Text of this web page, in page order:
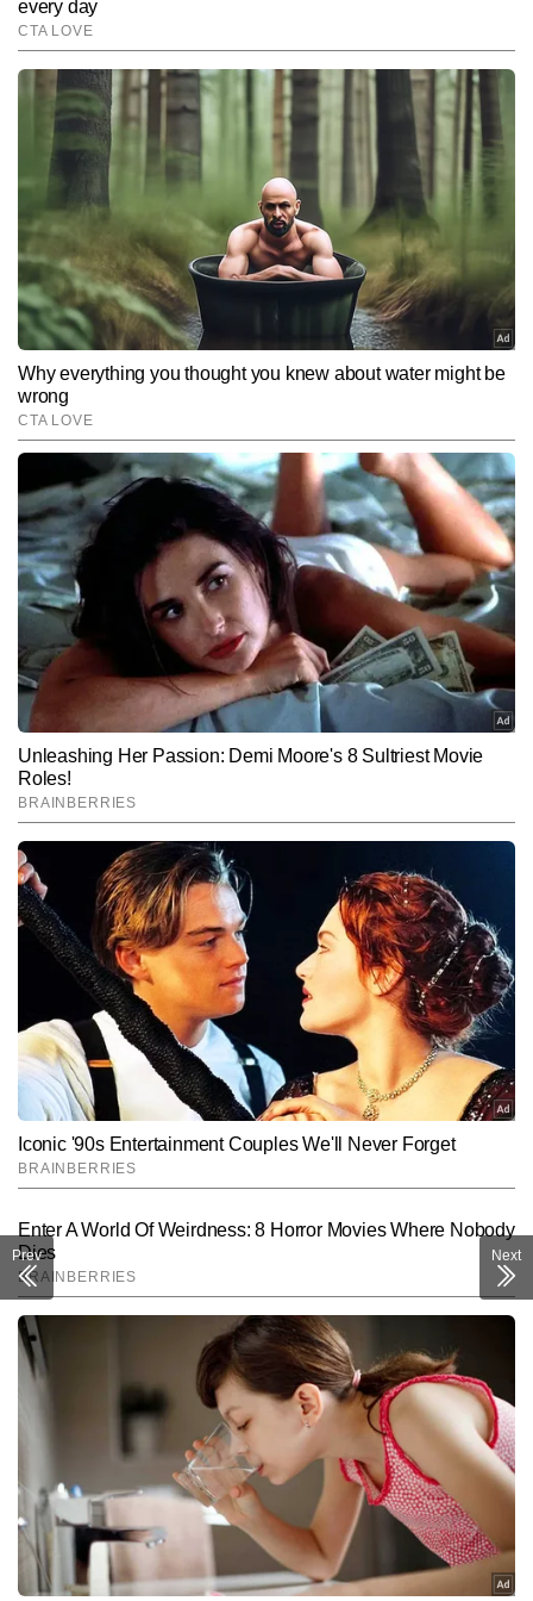
कुसुम भट्ट AUTHOR
टाइम्स नाउ नवभारत डिजिटल में बतौर एजुकेशन जर्नलिस्ट कार्यरत कुसुम भट्ट
शिक्षा जगत से जुड़ी हर छोटी-बड़ी हलचल पर पैनी नजर रखती हैं। मास्टर्स इन मास
कम्युनिकेशन की डिग्री प्राप्त करने के बाद वह पिछले 5 सालों से एजुकेशन बीट को
मजबूती से संभाल रही हैं। कुसुम को खबरों को सबसे पहले ब्रेक करने, विषय की
गहराई में जाकर स्टोरी तैयार करने और युवाओं को उनके करियर से जुड़ी सटीक
जानकारी देने में विशेष दक्षता प्राप्त है। कुसुम की लेखन शैली संक्षिप्त, शोध
आधारित और प्रभावशाली है। वे एग्जाम टिप्स, करियर गाइडेंस, सरकारी नौकरी से
जुड़ी खबरें, बोर्ड रिजल्ट और सक्सेस स्टोरीज़ जैसे विषयों पर सटीक और भरोसेमंद
कंटेंट तैयार करने के लिए जानी जाती हैं। कुसुम अबतक पांच हजार से अधिक
बाइलाइन रिपोर्ट पब्लिश  कर चुकी हैं। उन्हें ब्लॉगिंग, वेब स्टोरीज और ट्रेंडिंग
एजुकेशनल टॉपिक्स पर काम करने का खास शौक है। उनका मानना है कि – "शिक्षा
रखती है।"
Subscribe to our daily Newsletter!
SUBMIT
Prev Next